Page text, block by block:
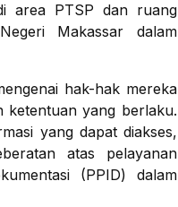
area PTSP dan ruang
Makassar dalam
hak-hak mereka
ketentuan yang berlaku.
yang dapat diakses,
atas pelayanan
(PPID) dalam